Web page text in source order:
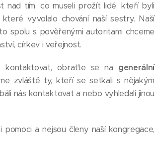
nad tím, co museli prožít lidé, kteří byli
vyvolalo chování naší sestry. Naší
spolu s pověřenými autoritami chceme
církev i veřejnost.
kontaktovat, obraťte se na generální
zvláště ty, kteří se setkali s nějakým
nás kontaktovat a nebo vyhledali jinou
a nejsou členy naší kongregace,